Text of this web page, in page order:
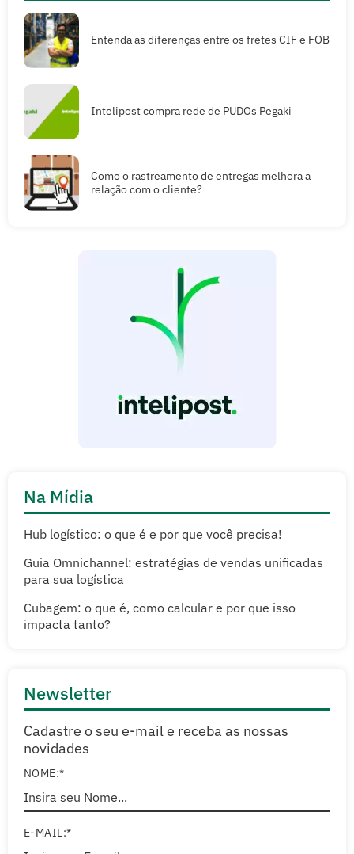
Entenda as diferenças entre os fretes CIF e FOB
Intelipost compra rede de PUDOs Pegaki
Como o rastreamento de entregas melhora a
relação com o cliente?
Na Mídia
Hub logístico: o que é e por que você precisa!
Guia Omnichannel: estratégias de vendas unificadas
para sua logística
Cubagem: o que é, como calcular e por que isso
impacta tanto?
Newsletter
Cadastre o seu e-mail e receba as nossas
novidades
NOME:*
E-MAIL:*